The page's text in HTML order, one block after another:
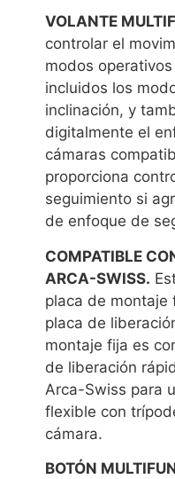
VOLANTE
controlar el
modos
incluidos los
inclinación, y
digitalmente el
cámaras
proporciona
seguimiento si
de enfoque de
COMPATIBLE
ARCA-SWISS.
placa de montaje
placa de
montaje fija es
de liberación
Arca-Swiss para
flexible con
cámara.
BOTÓN